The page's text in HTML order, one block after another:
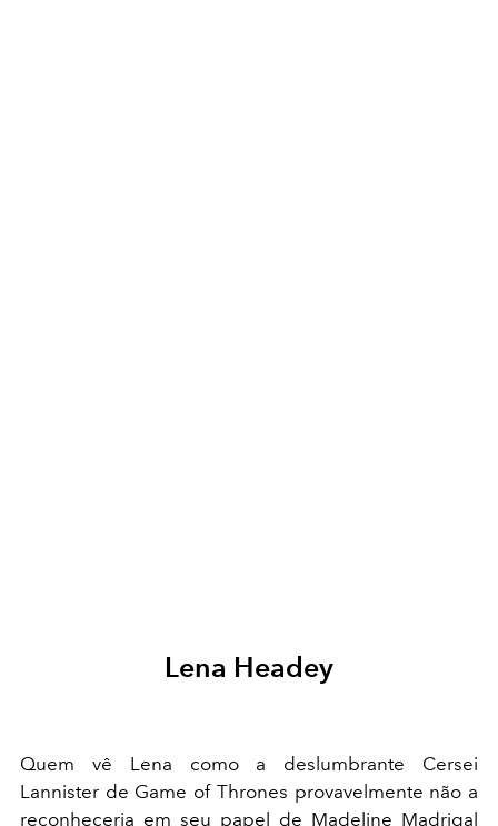
Lena Headey
Quem vê Lena como a deslumbrante Cersei
Lannister de Game of Thrones provavelmente não a
reconheceria em seu papel de Madeline Madrigal